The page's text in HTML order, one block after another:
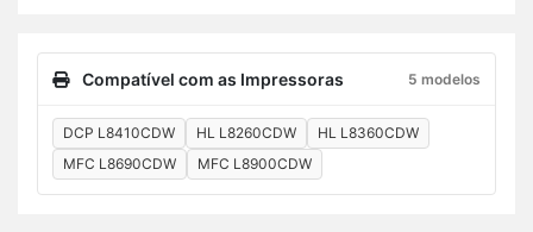
Compatível com as Impressoras 5 modelos
DCP L8410CDW HL L8260CDW
HL L8360CDW
MFC L8690CDW
MFC L8900CDW